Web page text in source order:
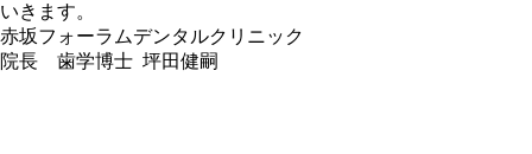
いきます。
赤坂フォーラムデンタルクリニック
院長 歯学博士 坪田健嗣